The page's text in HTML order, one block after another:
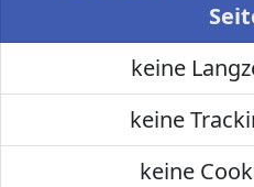
keine
keine
keine